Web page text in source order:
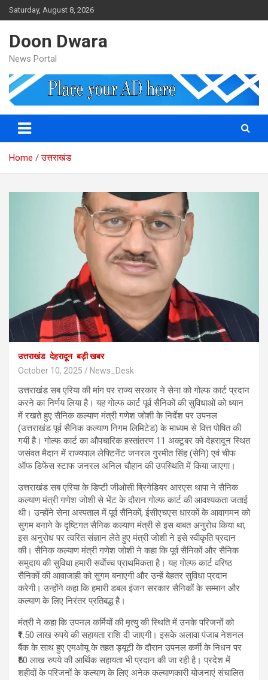
Skip
to
Saturday, August 8, 2026
Doon Dwara
News Portal
Home उत्तराखंड
उत्तराखंड देहरादून बड़ी खबर
October 10, 2025
News_Desk
उत्तराखंड सब एरिया की मांग पर राज्य सरकार ने सेना को गोल्फ कार्ट प्रदान
करने का निर्णय लिया है। यह गोल्फ कार्ट पूर्व सैनिकों की सुविधाओं को ध्यान
में रखते हुए सैनिक कल्याण मंत्री गणेश जोशी के निर्देश पर उपनल
(उत्तराखंड पूर्व सैनिक कल्याण निगम लिमिटेड) के माध्यम से वित्त पोषित की
गयी है। गोल्फ कार्ट का औपचारिक हस्तांतरण 11 अक्टूबर को देहरादून स्थित
जसंवत मैदान में राज्यपाल लेफ्टिनेंट जनरल गुरमीत सिंह (सेनि) एवं चीफ
ऑफ डिफेंस स्टाफ जनरल अनिल चौहान की उपस्थिति में किया जाएगा।
उत्तराखंड सब एरिया के डिप्टी जीओसी ब्रिगेडियर आरएस थापा ने सैनिक
कल्याण मंत्री गणेश जोशी से भेंट के दौरान गोल्फ कार्ट की आवश्यकता जताई
थी। उन्होंने सेना अस्पताल में पूर्व सैनिकों, ईसीएचएस धारकों के आवागमन को
सुगम बनाने के दृष्टिगत सैनिक कल्याण मंत्री से इस बाबत अनुरोध किया था,
इस अनुरोध पर त्वरित संज्ञान लेते हुए मंत्री जोशी ने इसे स्वीकृति प्रदान
की। सैनिक कल्याण मंत्री गणेश जोशी ने कहा कि पूर्व सैनिकों और सैनिक
समुदाय की सुविधा हमारी सर्वाेच्च प्राथमिकता है। यह गोल्फ कार्ट वरिष्ठ
सैनिकों की आवाजाही को सुगम बनाएगी और उन्हें बेहतर सुविधा प्रदान
करेगी। उन्होंने कहा कि हमारी डबल इंजन सरकार सैनिकों के सम्मान और
कल्याण के लिए निरंतर प्रतिबद्ध है।
मंत्री ने कहा कि उपनल कर्मियों की मृत्यु की स्थिति में उनके परिजनों को
₹1.50 लाख रुपये की सहायता राशि दी जाएगी। इसके अलावा पंजाब नेशनल
बैंक के साथ हुए एमओयू के तहत ड्यूटी के दौरान उपनल कर्मी के निधन पर
₹50 लाख रुपये की आर्थिक सहायता भी प्रदान की जा रही है। प्रदेश में
शहीदों के परिजनों के कल्याण के लिए अनेक कल्याणकारी योजनाएं संचालित